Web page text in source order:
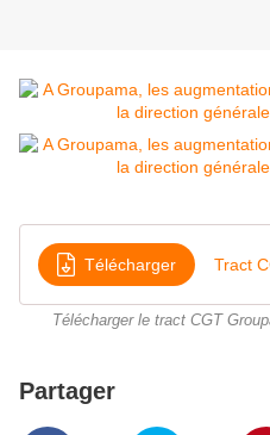
Télécharger
Télécharger le tract CGT
Partager